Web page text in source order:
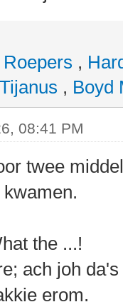
Roepers ,
Tijanus , Boyd
08:41 PM
twee
the ...!
ach joh
erom.